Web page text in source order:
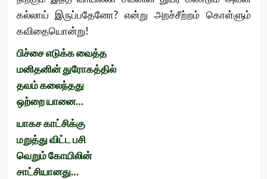
கல்லாய் இருப்பதேனோ? என்று அறச்சீற்றம் கொள்ளும்
கவிதையொன்று!
பிச்சைஎடுக்கவைத்த
மனிதனின்துரோகத்தில்
தவம்கலைந்தது
ஒற்றையானை…
யாகசகாட்சிக்கு
மறுத்துவிட்ட பசி
வெறும்கோயிலின்
சாட்சியானது…